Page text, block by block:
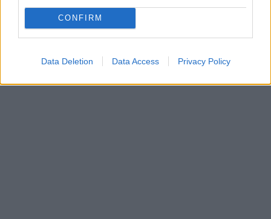
CONFIRM
Data Deletion Data Access Privacy Policy